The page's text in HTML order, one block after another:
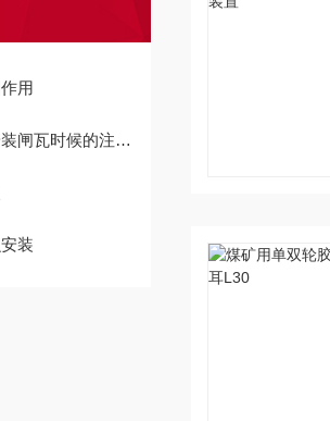
用
瓦时候的注意事项
装